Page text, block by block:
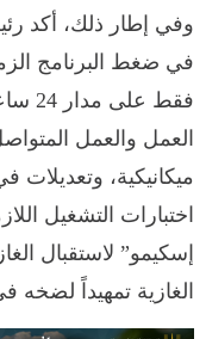
وفي إطار ذلك، أكد
فقط
العمل والعمل
ميكانيكية، وتعديلات
اختبارات التشغيل
إسكيمو” لاستقبال
الغازية تمهيداً لضخه